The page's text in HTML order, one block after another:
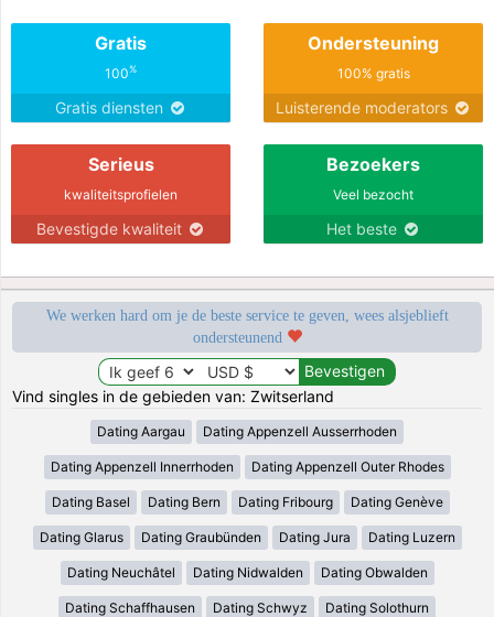
Gratis
100%
Gratis diensten
Ondersteuning
100% gratis
Luisterende moderators
Serieus
kwaliteitsprofielen
Bevestigde kwaliteit
Bezoekers
Veel bezocht
Het beste
We werken hard om je de beste service te geven, wees alsjeblieft
ondersteunend
Vind singles in de gebieden van: Zwitserland
Dating Aargau Dating Appenzell Ausserrhoden
Dating Appenzell Innerrhoden Dating Appenzell Outer Rhodes
Dating Basel Dating Bern Dating Fribourg Dating Genève
Dating Glarus Dating Graubünden Dating Jura Dating Luzern
Dating Neuchâtel Dating Nidwalden Dating Obwalden
Dating Schaffhausen Dating Schwyz Dating Solothurn